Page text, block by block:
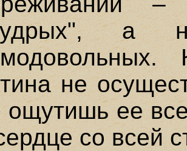
а
не
ощутишь ее
со всей